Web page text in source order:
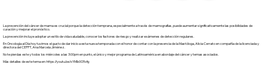
La prevención del cáncer de mama es crucial porque la detección temprana, especialmente a través de mamografías, puede aumentar significativamente las posibilidades de
curación y mejorar el pronóstico.
La prevención incluye adoptar un estilo de vida saludable, conocer los factores de riesgo y realizar exámenes de detección regulares.
En Oncología al Día hoy tuvimos el gusto de dar inicio a esta nueva temporada con el honor de contar con la presencia de la Mastóloga, Alicia Cerrato en compañía de la licenciada y
directora del CEPPT, Ana Marcela Jiménez.
No te pierdas este y todos los miércoles a las 3:00pm en punto, el único y mejor programa de Latinoamérica en abordaje del cáncer y temas asociados.
Más detalles de este tema en:https://youtu.be/xYMlb0O5vfg